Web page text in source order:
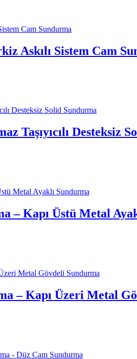
Askılı Sistem Cam
Taşıyıcılı Desteksiz
– Kapı Üstü Metal
– Kapı Üzeri Metal